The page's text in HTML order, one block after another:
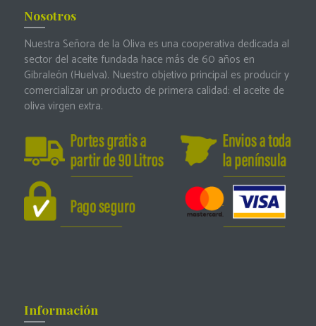
Nosotros
Nuestra Señora de la Oliva es una cooperativa dedicada al
sector del aceite fundada hace más de 60 años en
Gibraleón (Huelva). Nuestro objetivo principal es producir y
comercializar un producto de primera calidad: el aceite de
oliva virgen extra.
Información